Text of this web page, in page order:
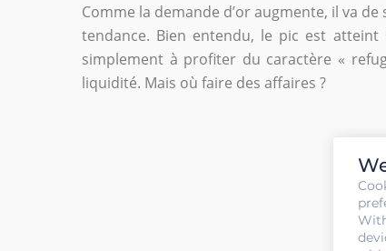
Comme la demande d’or augmente, il va
tendance. Bien entendu, le pic est
simplement à profiter du caractère «
liquidité. Mais où faire des affaires ?